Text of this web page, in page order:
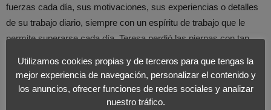
fuerzas cada día, sus motivaciones, sus experiencias o detalles
de su trabajo diario, siempre con un espíritu de trabajo que le
permite superarse cada día. Teresa perdió las piernas con tan
No sabía nadar pero empezó a hacerlo con chaleco
salvavidas. Sólo seis años después, en los Juegos de Sídney,
Utilizamos cookies propias y de terceros para que tengas la
mejor experiencia de navegación, personalizar el contenido y
los anuncios, ofrecer funciones de redes sociales y analizar
nuestro tráfico.